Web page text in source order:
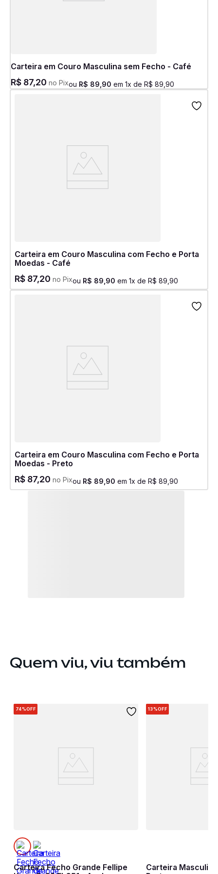
Carteira em Couro Masculina sem Fecho - Café
R$ 87,20 no Pixou R$ 89 90 em 1x de R$ 89 90
Carteira em Couro Masculina com Fecho e Porta
Moedas - Café
R$ 87,20 no Pixou R$ 89 90 em 1x de R$ 89 90
Carteira em Couro Masculina com Fecho e Porta
Moedas - Preto
R$ 87,20 no Pixou R$ 89 90 em 1x de R$ 89 90
Quem viu, viu também
74%OFF
Carteira Fecho Grande Fellipe
13%OFF
Carteira